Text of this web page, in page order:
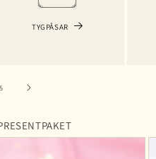
TYGPÅSAR
5